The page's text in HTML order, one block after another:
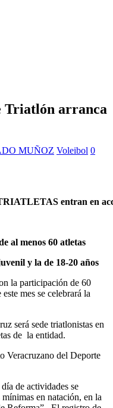
Triatlón arranca
MUÑOZ Voleibol 0
en acción
al menos 60 atletas
y la de 18-20 años
la participación de 60
mes se celebrará la
será sede triatlonistas en
de la entidad.
Veracruzano del Deporte
de actividades se
en natación, en la